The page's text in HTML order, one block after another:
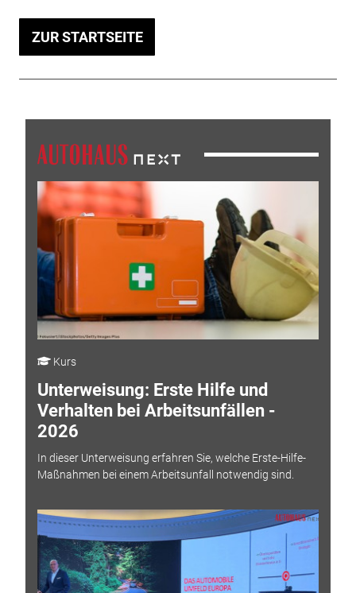
ZUR STARTSEITE
Kurs
Unterweisung: Erste Hilfe und
Verhalten bei Arbeitsunfällen -
2026
In dieser Unterweisung erfahren Sie, welche Erste-Hilfe-
Maßnahmen bei einem Arbeitsunfall notwendig sind.